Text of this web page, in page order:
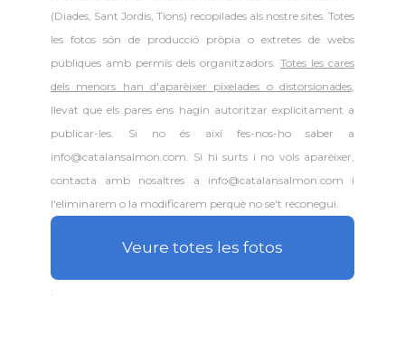
(Diades, Sant Jordis, Tions) recopilades als nostre sites. Totes
les fotos són de producció pròpia o extretes de webs
públiques amb permís dels organitzadors.Totes les cares
dels menors han d'aparèixer pixelades o distorsionades,
llevat que els pares ens hagin autoritzar explícitament a
publicar-les. Si no és així fes-nos-ho saber a
info@catalansalmon.com. Si hi surts i no vols aparèixer,
contacta amb nosaltres a info@catalansalmon.com i
l'eliminarem o la modificarem perquè no se't reconegui.
Veure totes les fotos